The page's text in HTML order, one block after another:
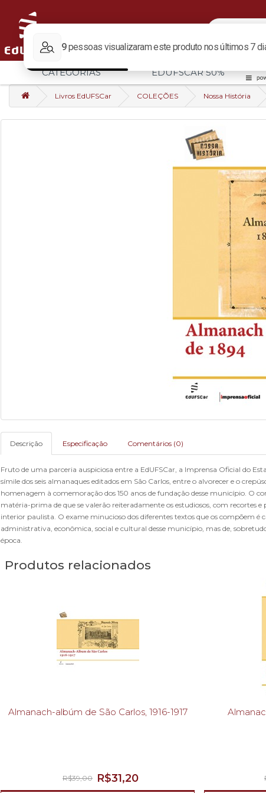
CATEGORIAS EDUFSCAR 50%
Livros EdUFSCar COLEÇÕES Nossa História
Descrição Especificação Comentários (0)
Fruto de uma parceria auspiciosa entre a EdUFSCar, a Imprensa Oficial do
símile dos seis almanaques editados em São Carlos, entre o alvorecer e o
homenagem à comemoração dos 150 anos de fundação desse município. O
matéria-prima de que se valerão reiteradamente os estudiosos, com
interior paulista. O exame minucioso dos diferentes textos que os compõem é
administrativa, econômica, social e cultural desse município, mas de,
época.
Produtos relacionados
Almanach-albúm de São Carlos, 1916-1917
R$31,20
R$39,00